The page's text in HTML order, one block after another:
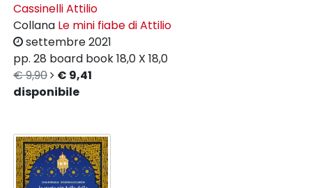
Cassinelli Attilio
Collana Le mini fiabe di Attilio
settembre 2021
pp. 28 board book18,0 X 18,0
€ 9,90
€ 9,41
disponibile